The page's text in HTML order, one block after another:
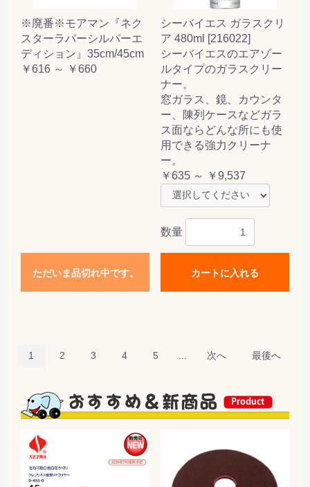
※廃番※モアマン『ネク
スターラバーシルバーエ
ディション』35cm/45cm
￥616 ～ ￥660
ただいま品切れ中です。
シーバイエス ガラスクリ
ア 480ml [216022]
シーバイエスのエアゾー
ルタイプのガラスクリー
ナー。
窓ガラス、鏡、カウンタ
ー、陳列ケースなどガラ
ス面ならどんな所にも使
用できる強力クリーナ
ー。
￥635 ～ ￥9,537
数量
カートに入れる
1 2 3 4 5 次へ 最後へ